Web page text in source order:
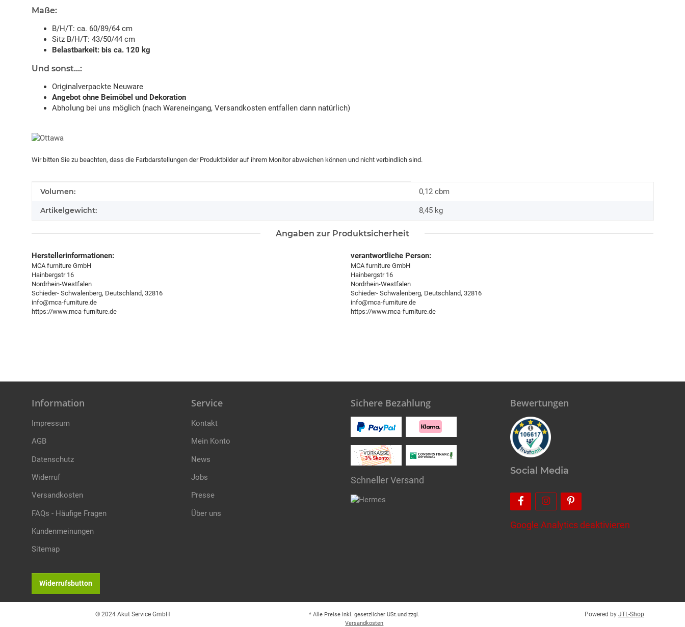
Maße:
B/H/T: ca. 60/89/64 cm
Sitz B/H/T: 43/50/44 cm
Belastbarkeit: bis ca. 120 kg
Und sonst...:
Originalverpackte Neuware
Angebot ohne Beimöbel und Dekoration
Abholung bei uns möglich (nach Wareneingang, Versandkosten entfallen dann natürlich)
Wir bitten Sie zu beachten, dass die Farbdarstellungen der Produktbilder auf ihrem Monitor abweichen können und nicht verbindlich sind.
Produkteigenschaft
Wert
Volumen: 0,12 cbm
Artikelgewicht: 8,45 kg
Angaben zur Produktsicherheit
Herstellerinformationen:
MCA furniture GmbH
Hainbergstr 16
Nordrhein-Westfalen
Schieder- Schwalenberg, Deutschland, 32816
info@mca-furniture.de
https://www.mca-furniture.de
verantwortliche Person:
MCA furniture GmbH
Hainbergstr 16
Nordrhein-Westfalen
Schieder- Schwalenberg, Deutschland, 32816
info@mca-furniture.de
https://www.mca-furniture.de
Information
Impressum
AGB
Datenschutz
Widerruf
Versandkosten
FAQs - Häufige Fragen
Kundenmeinungen
Sitemap
Service
Kontakt
Mein Konto
News
Jobs
Presse
Über uns
Sichere Bezahlung
Schneller Versand
Bewertungen
Social Media
Google Analytics deaktivieren
Widerrufsbutton
® 2024 Akut Service GmbH
* Alle Preise inkl. gesetzlicher USt.und zzgl.
Versandkosten
Powered by JTL-Shop